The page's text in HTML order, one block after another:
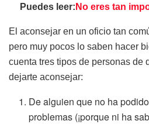
Puedes leer: No eres tan
El aconsejar en un oficio tan
pero muy pocos lo saben hacer
cuenta tres tipos de personas de
dejarte aconsejar:
De alguien que no ha
problemas (¡porque ni ha